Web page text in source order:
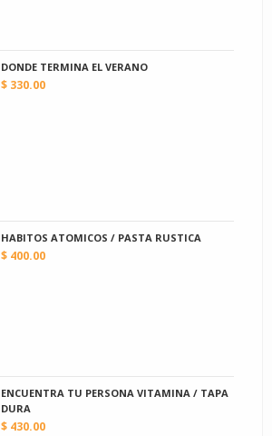
DONDE TERMINA EL VERANO
$ 330.00
HABITOS ATOMICOS / PASTA RUSTICA
$ 400.00
ENCUENTRA TU PERSONA VITAMINA / TAPA
DURA
$ 430.00